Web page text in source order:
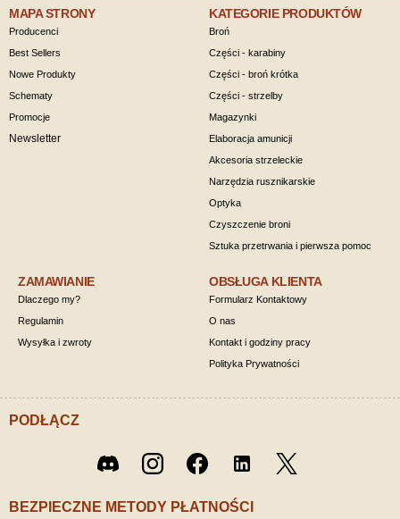
MAPA STRONY
Producenci
Best Sellers
Nowe Produkty
Schematy
Promocje
Newsletter
KATEGORIE PRODUKTÓW
Broń
Części - karabiny
Części - broń krótka
Części - strzelby
Magazynki
Elaboracja amunicji
Akcesoria strzeleckie
Narzędzia rusznikarskie
Optyka
Czyszczenie broni
Sztuka przetrwania i pierwsza pomoc
ZAMAWIANIE
Dlaczego my?
Regulamin
Wysyłka i zwroty
OBSŁUGA KLIENTA
Formularz Kontaktowy
O nas
Kontakt i godziny pracy
Polityka Prywatności
PODŁĄCZ
Discord Instagram Facebook LinkedIn
BEZPIECZNE METODY PŁATNOŚCI